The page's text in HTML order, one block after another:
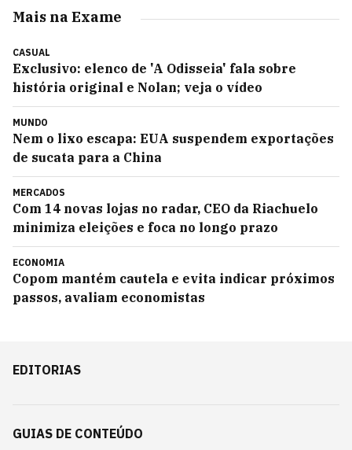
Mais na Exame
CASUAL
Exclusivo: elenco de 'A Odisseia' fala sobre
história original e Nolan; veja o vídeo
MUNDO
Nem o lixo escapa: EUA suspendem exportações
de sucata para a China
MERCADOS
Com 14 novas lojas no radar, CEO da Riachuelo
minimiza eleições e foca no longo prazo
ECONOMIA
Copom mantém cautela e evita indicar próximos
passos, avaliam economistas
EDITORIAS
GUIAS DE CONTEÚDO